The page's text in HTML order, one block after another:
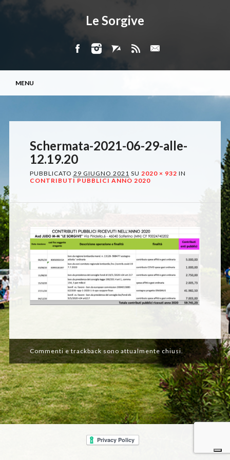
Le Sorgive
Menu principale
MENU
Schermata-2021-06-29-alle-
12.19.20
PUBBLICATO 29 GIUGNO 2021 SU 2020 × 932 IN
CONTRIBUTI PUBBLICI ANNO 2020
Commenti e trackback sono attualmente chiusi.